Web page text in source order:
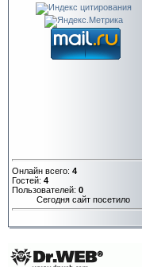
Онлайн всего: 4
Гостей: 4
Пользователей: 0
Сегодня сайт посетило